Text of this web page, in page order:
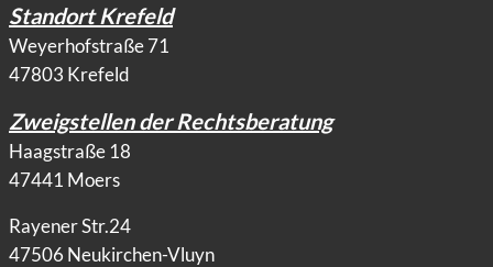
Standort Krefeld
Weyerhofstraße 71
47803 Krefeld
Zweigstellen der Rechtsberatung
Haagstraße 18
47441 Moers
Rayener Str.24
47506 Neukirchen-Vluyn